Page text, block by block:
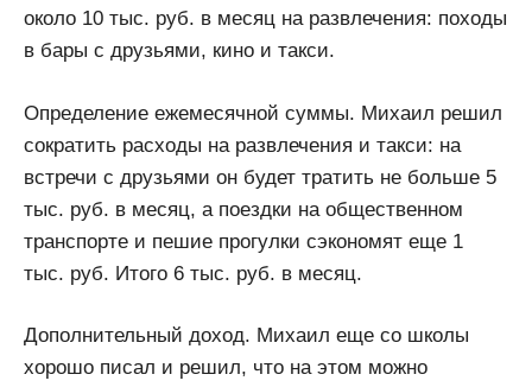
около 10 тыс. руб. в месяц на развлечения: походы
в бары с друзьями, кино и такси.
Определение ежемесячной суммы. Михаил решил
сократить расходы на развлечения и такси: на
встречи с друзьями он будет тратить не больше 5
тыс. руб. в месяц, а поездки на общественном
транспорте и пешие прогулки сэкономят еще 1
тыс. руб. Итого 6 тыс. руб. в месяц.
Дополнительный доход. Михаил еще со школы
хорошо писал и решил, что на этом можно